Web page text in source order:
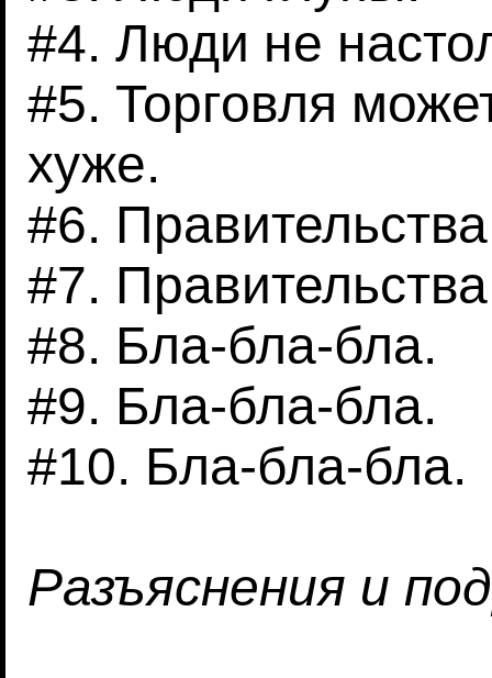
#4. Люди не
#5. Торговля
хуже.
#6.
#7.
#8. Бла-бла-бла.
#9. Бла-бла-бла.
#10. Бла-бла-бла.
Разъяснения и